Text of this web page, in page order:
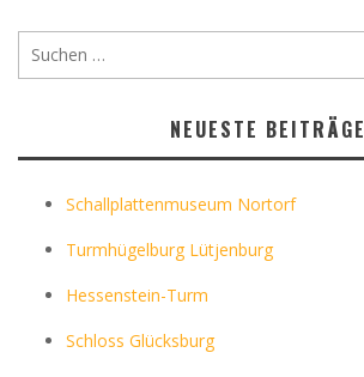
NEUESTE BEITRÄGE
Schallplattenmuseum Nortorf
Turmhügelburg Lütjenburg
Hessenstein-Turm
Schloss Glücksburg